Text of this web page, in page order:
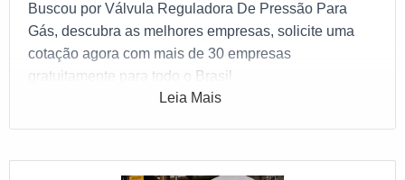
Buscou por Válvula Reguladora De Pressão Para
Gás, descubra as melhores empresas, solicite uma
cotação agora com mais de 30 empresas
gratuitamente para todo o Brasil
Leia Mais